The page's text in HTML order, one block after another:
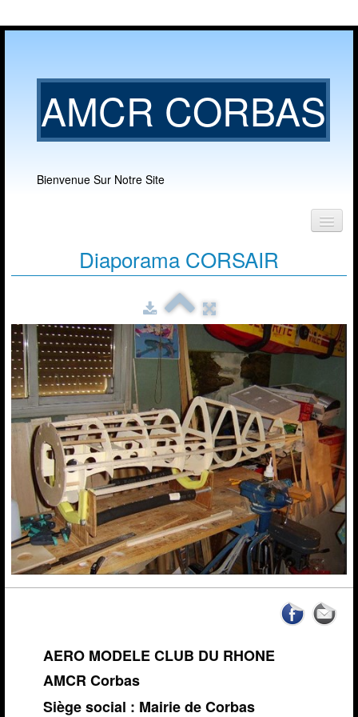
AMCR CORBAS
Bienvenue Sur Notre Site
Nos activités▼
News de l'AMCR
Calendrier AMCR
Calendrier Régional
Actualités▼
Météo Corbas
Espace réservé Adhérents
Liens
Diaporama CORSAIR
AERO MODELE CLUB DU RHONE
AMCR Corbas
Siège social : Mairie de Corbas